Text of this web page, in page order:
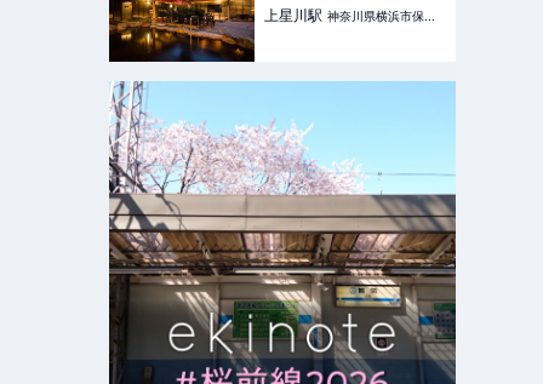
上星川駅 神奈川県横浜市保土